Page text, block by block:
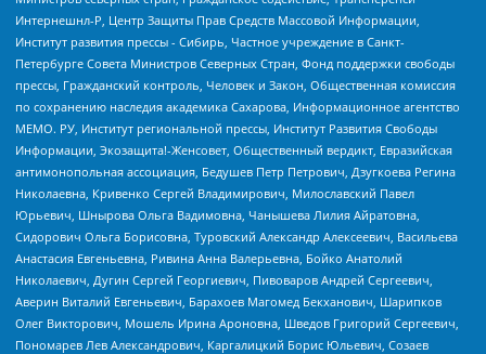
Интернешнл-Р, Центр Защиты Прав Средств Массовой Информации,
Институт развития прессы - Сибирь, Частное учреждение в Санкт-
Петербурге Совета Министров Северных Стран, Фонд поддержки свободы
прессы, Гражданский контроль, Человек и Закон, Общественная комиссия
по сохранению наследия академика Сахарова, Информационное агентство
МЕМО. РУ, Институт региональной прессы, Институт Развития Свободы
Информации, Экозащита!-Женсовет, Общественный вердикт, Евразийская
антимонопольная ассоциация, Бедушев Петр Петрович, Дзугкоева Регина
Николаевна, Кривенко Сергей Владимирович, Милославский Павел
Юрьевич, Шнырова Ольга Вадимовна, Чанышева Лилия Айратовна,
Сидорович Ольга Борисовна, Туровский Александр Алексеевич, Васильева
Анастасия Евгеньевна, Ривина Анна Валерьевна, Бойко Анатолий
Николаевич, Дугин Сергей Георгиевич, Пивоваров Андрей Сергеевич,
Аверин Виталий Евгеньевич, Барахоев Магомед Бекханович, Шарипков
Олег Викторович, Мошель Ирина Ароновна, Шведов Григорий Сергеевич,
Пономарев Лев Александрович, Каргалицкий Борис Юльевич, Созаев